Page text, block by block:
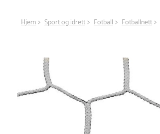
Hjem Sport og idrett Fotball Fotballnett